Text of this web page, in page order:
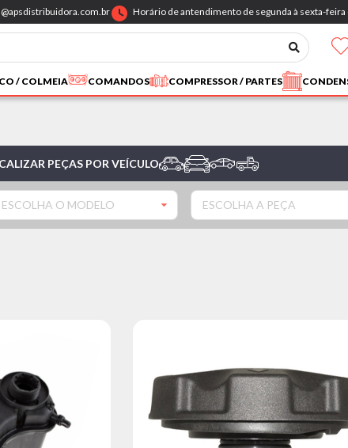
Horário de antendimento de segunda à sexta-feira
/ COLMEIA COMANDOS COMPRESSOR / PARTES
PEÇAS POR VEÍCULO
ESCOLHA O MODELO ESCOLHA A PEÇA